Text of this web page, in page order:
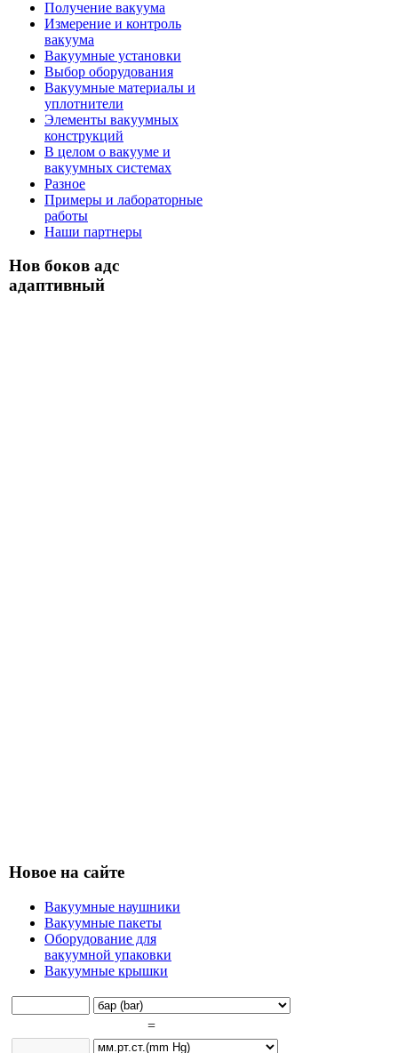
Получение вакуума
Измерение и контроль
вакуума
Вакуумные установки
Выбор оборудования
Вакуумные материалы и
уплотнители
Элементы вакуумных
конструкций
В целом о вакууме и
вакуумных системах
Разное
Примеры и лабораторные
работы
Наши партнеры
Нов боков адс
адаптивный
Новое на сайте
Вакуумные наушники
Вакуумные пакеты
Оборудование для
вакуумной упаковки
Вакуумные крышки
=